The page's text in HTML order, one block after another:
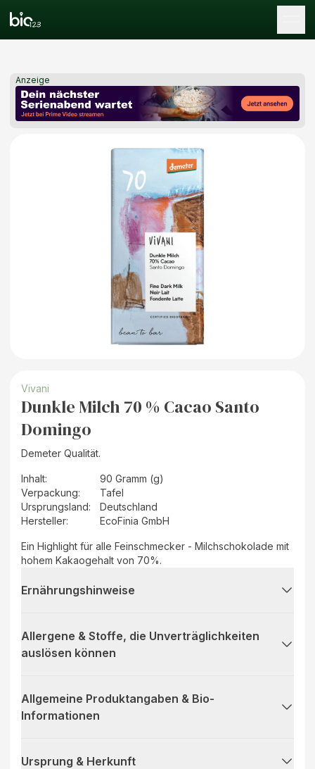
Anzeige
Vivani
Dunkle Milch 70 % Cacao Santo
Domingo
Demeter Qualität.
Inhalt:
90 Gramm (g)
Verpackung:
Tafel
Ursprungsland:
Deutschland
Hersteller: EcoFinia GmbH
Ein Highlight für alle Feinschmecker - Milchschokolade mit
hohem Kakaogehalt von 70%.
Ernährungshinweise
Allergene & Stoffe, die Unverträglichkeiten
auslösen können
Allgemeine Produktangaben & Bio-
Informationen
Ursprung & Herkunft